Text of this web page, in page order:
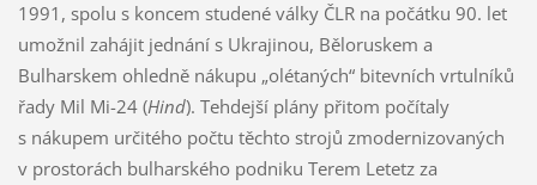
1991, spolu s koncem studené války ČLR na počátku 90. let
umožnil zahájit jednání s Ukrajinou, Běloruskem a
Bulharskem ohledně nákupu „olétaných“ bitevních vrtulníků
řady Mil Mi-24 (Hind). Tehdejší plány přitom počítaly
s nákupem určitého počtu těchto strojů zmodernizovaných
v prostorách bulharského podniku Terem Letetz za